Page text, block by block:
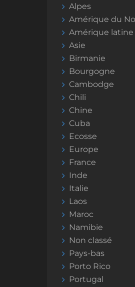
Alpes
Amérique du
Amérique latine
Asie
Birmanie
Bourgogne
Cambodge
Chili
Chine
Cuba
Ecosse
Europe
France
Inde
Italie
Laos
Maroc
Namibie
Non classé
Pays-bas
Porto Rico
Portugal